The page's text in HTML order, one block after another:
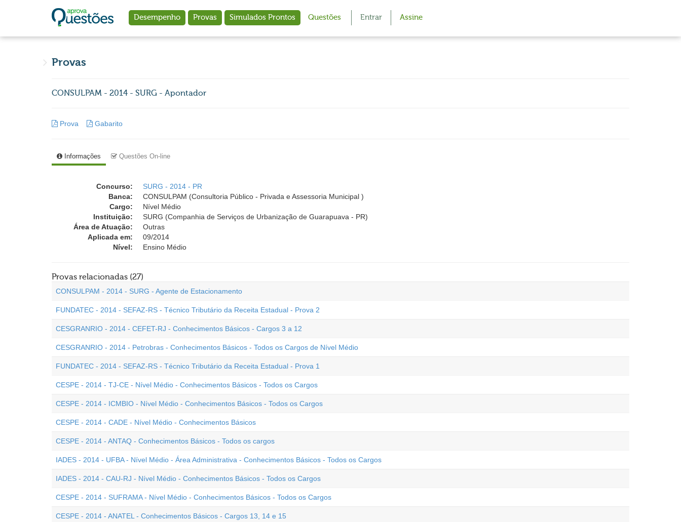
Desempenho Provas Simulados Prontos Questões Entrar Assine
Provas
CONSULPAM - 2014 - SURG - Apontador
Prova Gabarito
Informações Questões On-line
Concurso:
SURG - 2014 - PR
Banca:
CONSULPAM (Consultoria Público - Privada e Assessoria Municipal )
Cargo:
Nível Médio
Instituição:
SURG (Companhia de Serviços de Urbanização de Guarapuava - PR)
Área de Atuação:
Outras
Aplicada em:
09/2014
Nível:
Ensino Médio
Provas relacionadas (27)
CONSULPAM - 2014 - SURG - Agente de Estacionamento
FUNDATEC - 2014 - SEFAZ-RS - Técnico Tributário da Receita Estadual - Prova 2
CESGRANRIO - 2014 - CEFET-RJ - Conhecimentos Básicos - Cargos 3 a 12
CESGRANRIO - 2014 - Petrobras - Conhecimentos Básicos - Todos os Cargos de Nível Médio
FUNDATEC - 2014 - SEFAZ-RS - Técnico Tributário da Receita Estadual - Prova 1
CESPE - 2014 - TJ-CE - Nível Médio - Conhecimentos Básicos - Todos os Cargos
CESPE - 2014 - ICMBIO - Nível Médio - Conhecimentos Básicos - Todos os Cargos
CESPE - 2014 - CADE - Nível Médio - Conhecimentos Básicos
CESPE - 2014 - ANTAQ - Conhecimentos Básicos - Todos os cargos
IADES - 2014 - UFBA - Nível Médio - Área Administrativa - Conhecimentos Básicos - Todos os Cargos
IADES - 2014 - CAU-RJ - Nível Médio - Conhecimentos Básicos - Todos os Cargos
CESPE - 2014 - SUFRAMA - Nível Médio - Conhecimentos Básicos - Todos os Cargos
CESPE - 2014 - ANATEL - Conhecimentos Básicos - Cargos 13, 14 e 15